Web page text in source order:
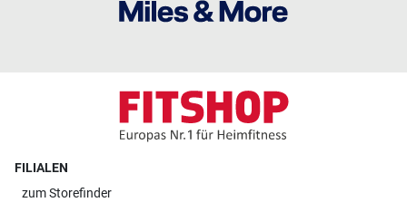
FILIALEN
zumStorefinder